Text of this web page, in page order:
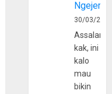
30/03/
kak, ini
kalo
mau
bikin